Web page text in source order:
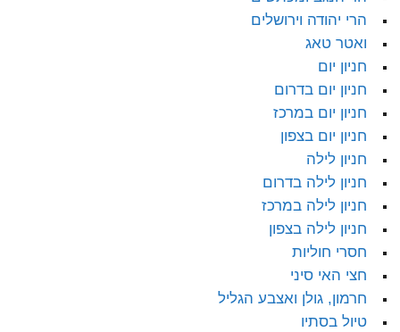
הרי יהודה וירושלים
ואטר טאג
חניון יום
חניון יום בדרום
חניון יום במרכז
חניון יום בצפון
חניון לילה
חניון לילה בדרום
חניון לילה במרכז
חניון לילה בצפון
חסרי חוליות
חצי האי סיני
חרמון, גולן ואצבע הגליל
טיול בסתיו